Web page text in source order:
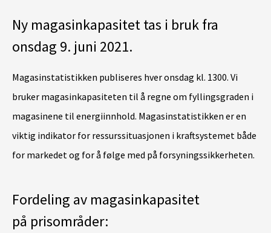
Ny magasinkapasitet tas i bruk fra
onsdag 9. juni 2021.
Magasinstatistikken publiseres hver onsdag kl. 1300. Vi
bruker magasinkapasiteten til å regne om fyllingsgraden i
magasinene til energiinnhold. Magasinstatistikken er en
viktig indikator for ressurssituasjonen i kraftsystemet både
for markedet og for å følge med på forsyningssikkerheten.
Fordeling av magasinkapasitet
på prisområder: